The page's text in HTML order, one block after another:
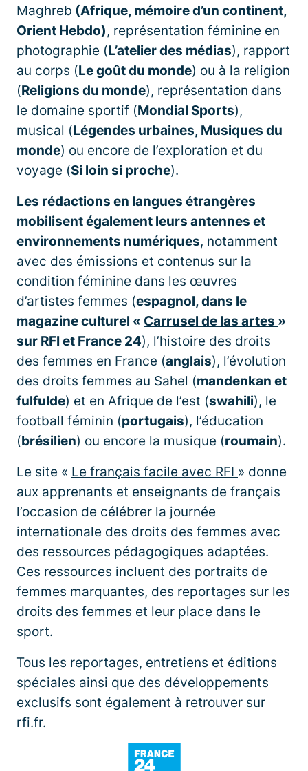
Maghreb (Afrique, mémoire d’un continent,
Orient Hebdo), représentation féminine en
photographie (L’atelier des médias), rapport
au corps (Le goût du monde) ou à la religion
(Religions du monde), représentation dans
le domaine sportif (Mondial Sports),
musical (Légendes urbaines, Musiques du
monde) ou encore de l’exploration et du
voyage (Si loin si proche).
Les rédactions en langues étrangères
mobilisent également leurs antennes et
environnements numériques, notamment
avec des émissions et contenus sur la
condition féminine dans les œuvres
d’artistes femmes (espagnol, dans le
magazine culturel « Carrusel de las artes »
sur RFI et France 24), l’histoire des droits
des femmes en France (anglais), l’évolution
des droits femmes au Sahel (mandenkan et
fulfulde) et en Afrique de l’est (swahili), le
football féminin (portugais), l’éducation
(brésilien) ou encore la musique (roumain).
Le site « Le français facile avec RFI » donne
aux apprenants et enseignants de français
l’occasion de célébrer la journée
internationale des droits des femmes avec
des ressources pédagogiques adaptées.
Ces ressources incluent des portraits de
femmes marquantes, des reportages sur les
droits des femmes et leur place dans le
sport.
Tous les reportages, entretiens et éditions
spéciales ainsi que des développements
exclusifs sont également à retrouver sur
rfi.fr.